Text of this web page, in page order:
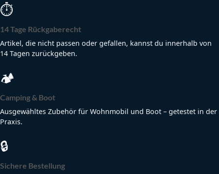
⏱
14 Tage Rückgaberecht
Artikel, die nicht passen oder gefallen, kannst du innerhalb von
14 Tagen zurückgeben.
🏕
Camping & Boot
Ausgewähltes Zubehör für Wohnmobil und Boot – getestet in der
Praxis.
🔒
Sichere Bestellung